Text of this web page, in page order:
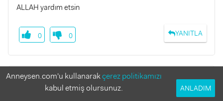
ALLAH yardım etsin
YANITLA
0 0
Gözde Öktem
8 yıl önce
Anneysen.com'u kullanarakçerez politikamızı
kabul etmiş olursunuz.
ANLADIM